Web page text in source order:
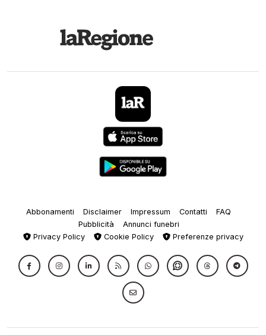
Abbonamenti Disclaimer Impressum Contatti
FAQ
Pubblicità
Annunci funebri
Privacy Policy
Cookie Policy Preferenze privacy